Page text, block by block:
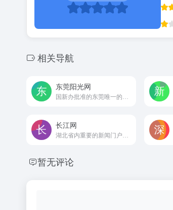
相关导航
东莞阳光网
长江网
暂无评论